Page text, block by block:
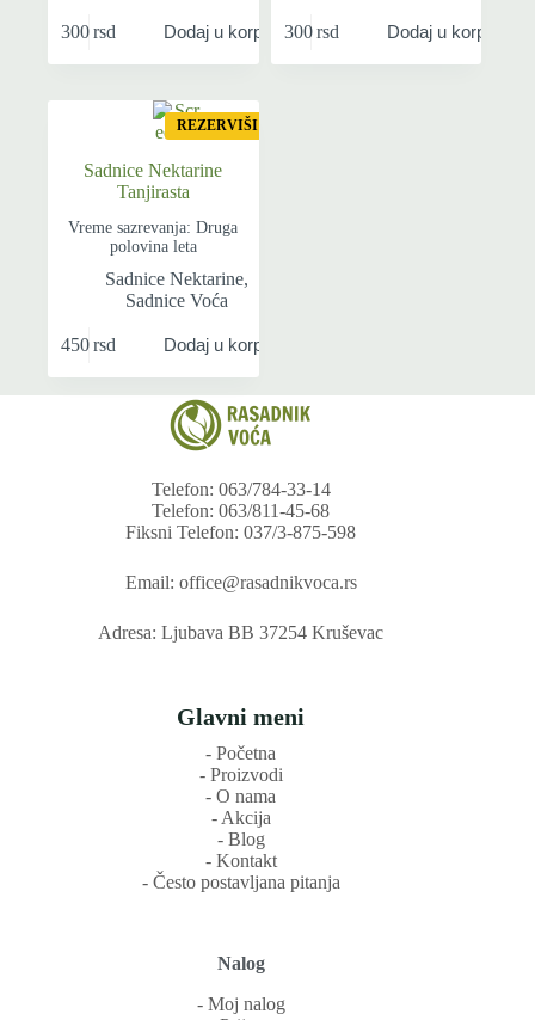
300rsd Dodaj u korpu 300rsd Dodaj u korpu
REZERVIŠI
Sadnice Nektarine
Tanjirasta
Vreme sazrevanja: Druga
polovina leta
Sadnice Nektarine,
Sadnice Voća
450rsd Dodaj u korpu
Telefon: 063/784-33-14
Telefon: 063/811-45-68
Fiksni Telefon: 037/3-875-598
Email: office@rasadnikvoca.rs
Adresa: Ljubava BB 37254 Kruševac
Glavni meni
‐ Početna
‐ Proizvodi
‐ O nama
‐ Akcija
‐ Blog
‐ Kontakt
‐ Često postavljana pitanja
Nalog
‐ Moj nalog